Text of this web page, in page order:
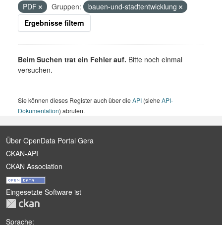
PDF
Gruppen:
bauen-und-stadtentwicklung
Ergebnisse filtern
Beim Suchen trat ein Fehler auf. Bitte noch einmal
versuchen.
Sie können dieses Register auch über dieAPI (sieheAPI-
Dokumentation) abrufen.
Über OpenData Portal Gera
CKAN-API
CKAN Association
Eingesetzte Software ist
Sprache